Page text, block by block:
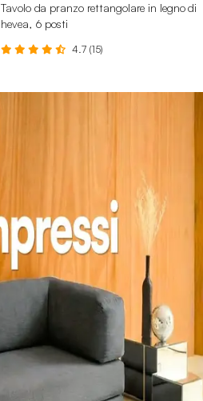
Tavolo da pranzo rettangolare in legno di
hevea, 6 posti
4.7 (15)